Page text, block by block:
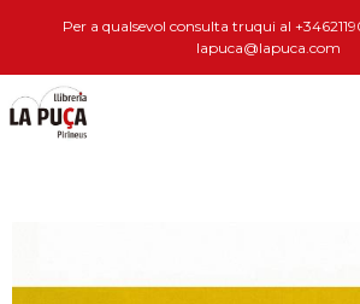
Per a qualsevol consulta truqui al
lapuca@lapuca.com